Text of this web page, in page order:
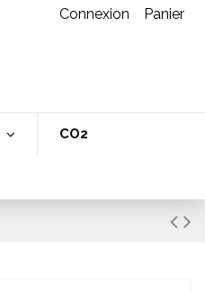
Connexion Panier
CO2